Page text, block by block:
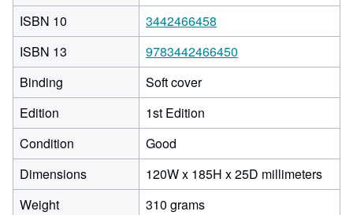
ISBN 10
3442466458
ISBN 13
9783442466450
Binding
Soft cover
Edition
1st Edition
Condition
Good
Dimensions
120W x 185H x 25D millimeters120
Weight 310 grams